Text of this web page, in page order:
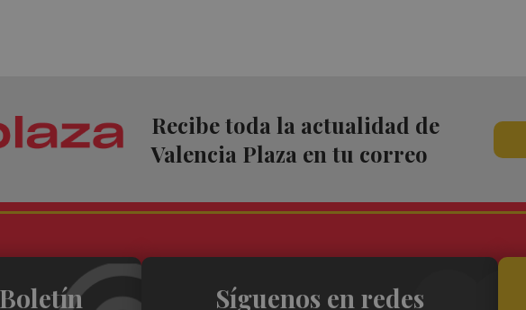
Recibe toda la actualidad de
Valencia Plaza en tu correo
Síguenos en redes